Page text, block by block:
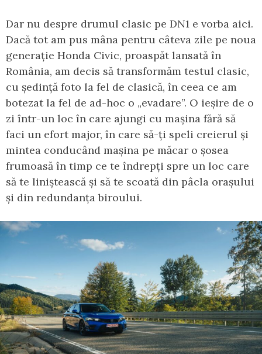
Dar nu despre drumul clasic pe DN1 e vorba aici.
Dacă tot am pus mâna pentru câteva zile pe noua
generație Honda Civic, proaspăt lansată în
România, am decis să transformăm testul clasic,
cu ședință foto la fel de clasică, în ceea ce am
botezat la fel de ad-hoc o „evadare”. O ieșire de o
zi într-un loc în care ajungi cu mașina fără să
faci un efort major, în care să-ți speli creierul și
mintea conducând mașina pe măcar o șosea
frumoasă în timp ce te îndrepți spre un loc care
să te liniștească și să te scoată din pâcla orașului
și din redundanța biroului.